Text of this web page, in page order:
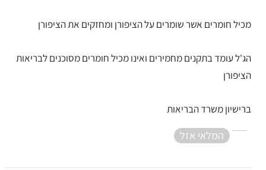
מכיל חומרים אשר שומרים על הציפורן ומחזקים את הציפורן
הג'ל עומד בתקנים מחמירים ואינו מכיל חומרים מסוכנים לבריאות
הציפורן
ברישיון משרד הבריאות
המלאי אזל